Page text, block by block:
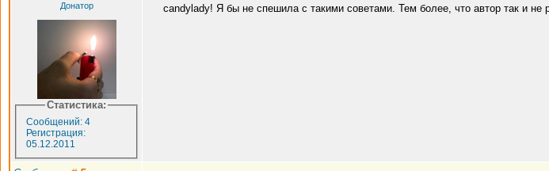
Донатор
Статистика:
Сообщений: 4
Регистрация:
05.12.2011
candylady! Я бы не спешила с такими советами. Тем более, что автор так и